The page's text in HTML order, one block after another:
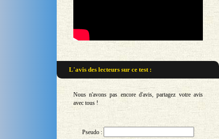
L'avis des lecteurs surce test :
Nous n'avons pas encore d'avis, partagez votre avis
avec tous !
Pseudo :